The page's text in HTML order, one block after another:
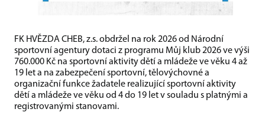
FK HVĚZDA CHEB, z.s. obdržel na rok 2026 od Národní
sportovní agentury dotaci z programu Můj klub 2026 ve výši
760.000 Kč na sportovní aktivity dětí a mládeže ve věku 4 až
19 let a na zabezpečení sportovní, tělovýchovné a
organizační funkce žadatele realizující sportovní aktivity
dětí a mládeže ve věku od 4 do 19 let v souladu s platnými a
registrovanými stanovami.